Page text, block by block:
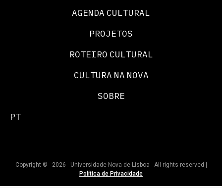
AGENDA CULTURAL
PROJETOS
ROTEIRO CULTURAL
CULTURA NA NOVA
SOBRE
PT
Copyright © - 2026 - Universidade Nova de Lisboa - All rights reserved |
Política de Privacidade